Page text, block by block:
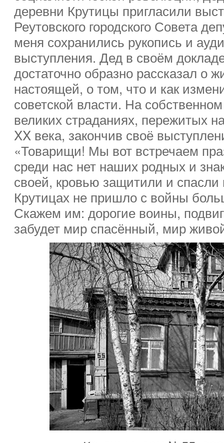
деревни Крутицы пригласили
Реутовского городского Совета
меня сохранились рукопись и
выступления. Дед в своём
достаточно образно рассказал о
настоящей, о том, что и как
советской власти. На
великих страданиях, пережитых
XX века, закончив своё
«Товарищи! Мы вот встречаем
среди нас нет наших родных и
своей, кровью защитили и
Крутицах не пришло с войны
Скажем им: дорогие воины,
забудет мир спасённый, мир